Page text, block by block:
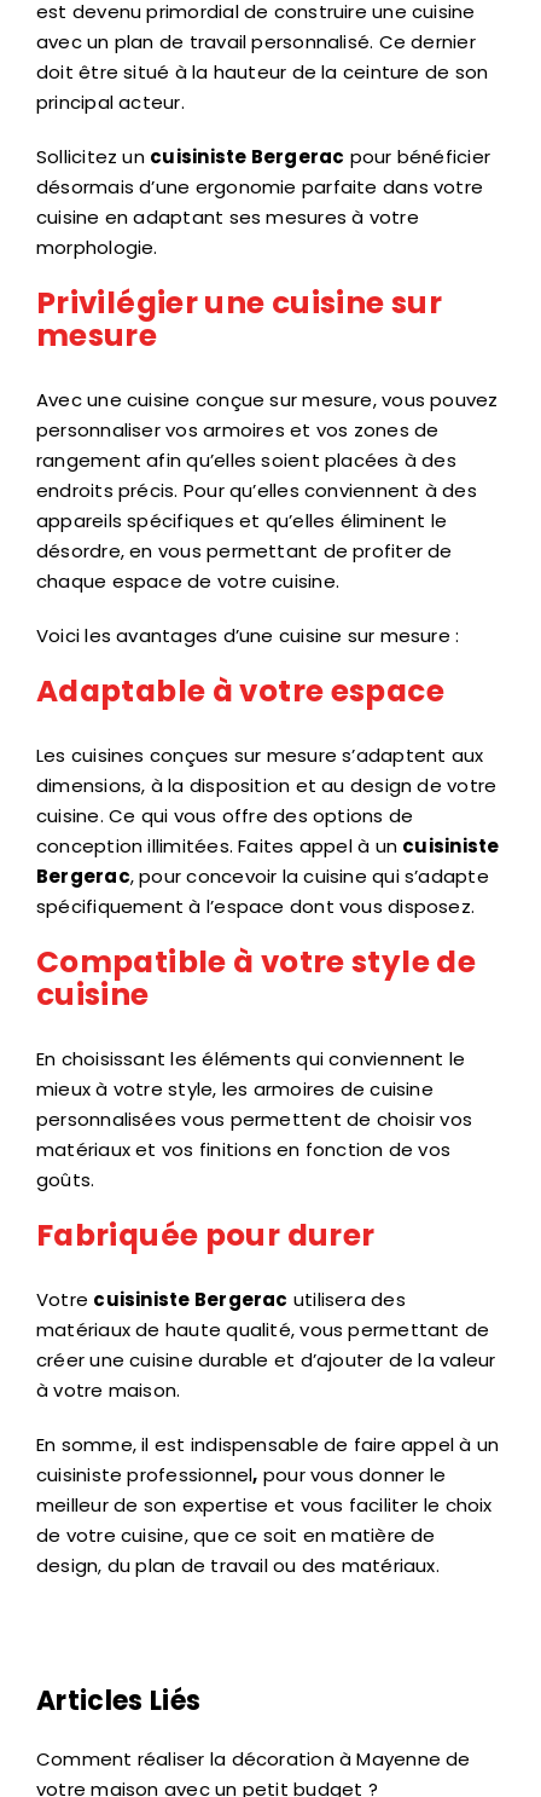
avec un plan de travail personnalisé. Ce dernier
doit être situé à la hauteur de la ceinture de son
principal acteur.
désormais d’une ergonomie parfaite dans votre
cuisine en adaptant ses mesures à votre
morphologie.
Privilégier une cuisine sur
mesure
personnaliser vos armoires et vos zones de
rangement afin qu’elles soient placées à des
endroits précis. Pour qu’elles conviennent à des
appareils spécifiques et qu’elles éliminent le
désordre, en vous permettant de profiter de
chaque espace de votre cuisine.
Adaptable à votre espace
dimensions, à la disposition et au design de votre
cuisine. Ce qui vous offre des options de
conception illimitées. Faites appel à uncuisiniste
Bergerac, pour concevoir la cuisine qui s’adapte
spécifiquement à l’espace dont vous disposez.
Compatible à votre style de
cuisine
mieux à votre style, les armoires de cuisine
personnalisées vous permettent de choisir vos
matériaux et vos finitions en fonction de vos
goûts.
Fabriquée pour durer
cuisiniste Bergerac
matériaux de haute qualité, vous permettant de
créer une cuisine durable et d’ajouter de la valeur
à votre maison.
cuisiniste professionnel, pour vous donner le
meilleur de son expertise et vous faciliter le choix
de votre cuisine, que ce soit en matière de
design, du plan de travail ou des matériaux.
Articles Liés
votre maison avec un petit budget ?